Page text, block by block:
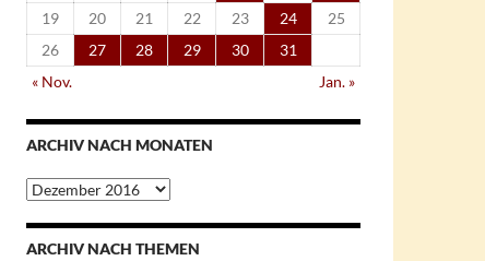
19
20 21 22 23 24
25
26
27 28 29 30
31
« Nov.
Jan. »
ARCHIV NACH MONATEN
Archiv
nach
Monaten
ARCHIV NACH THEMEN